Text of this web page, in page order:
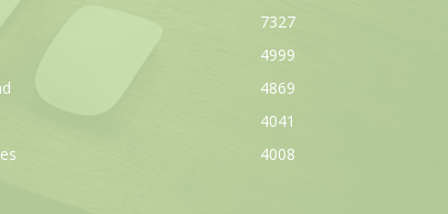
7327
4999
4869
4041
4008